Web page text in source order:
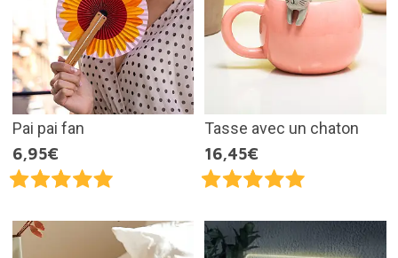
Pai pai fan
6,95€
Tasse avec un chaton
16,45€